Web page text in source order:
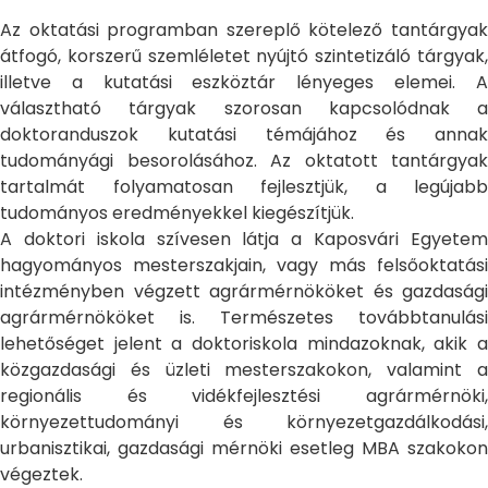
Az oktatási programban szereplő kötelező tantárgyak
átfogó, korszerű szemléletet nyújtó szintetizáló tárgyak,
illetve a kutatási eszköztár lényeges elemei. A
választható tárgyak szorosan kapcsolódnak a
doktoranduszok kutatási témájához és annak
tudományági besorolásához. Az oktatott tantárgyak
tartalmát folyamatosan fejlesztjük, a legújabb
tudományos eredményekkel kiegészítjük.
A doktori iskola szívesen látja a Kaposvári Egyetem
hagyományos mesterszakjain, vagy más felsőoktatási
intézményben végzett agrármérnököket és gazdasági
agrármérnököket is. Természetes továbbtanulási
lehetőséget jelent a doktoriskola mindazoknak, akik a
közgazdasági és üzleti mesterszakokon, valamint a
regionális és vidékfejlesztési agrármérnöki,
környezettudományi és környezetgazdálkodási,
urbanisztikai, gazdasági mérnöki esetleg MBA szakokon
végeztek.